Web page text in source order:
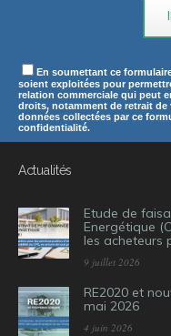
En soumettant ce
soient exploitées pour
relation commerciale qui peut
droits, notamment de retrait
données collectées par ce
confidentialité.
Actualités
Etude de
Energétique
les acheteurs
9 juillet 2026
RE2020 et
mai 2026
4 juin 2026